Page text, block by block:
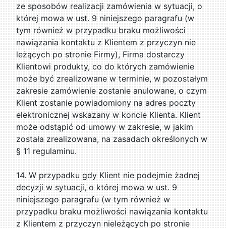
ze sposobów realizacji zamówienia w sytuacji, o
której mowa w ust. 9 niniejszego paragrafu (w
tym również w przypadku braku możliwości
nawiązania kontaktu z Klientem z przyczyn nie
leżących po stronie Firmy), Firma dostarczy
Klientowi produkty, co do których zamówienie
może być zrealizowane w terminie, w pozostałym
zakresie zamówienie zostanie anulowane, o czym
Klient zostanie powiadomiony na adres poczty
elektronicznej wskazany w koncie Klienta. Klient
może odstąpić od umowy w zakresie, w jakim
została zrealizowana, na zasadach określonych w
§ 11 regulaminu.
14. W przypadku gdy Klient nie podejmie żadnej
decyzji w sytuacji, o której mowa w ust. 9
niniejszego paragrafu (w tym również w
przypadku braku możliwości nawiązania kontaktu
z Klientem z przyczyn nieleżących po stronie